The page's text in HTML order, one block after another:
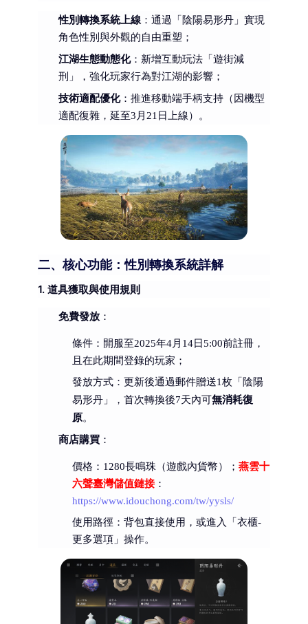
性別轉換系統上線：通過「陰陽易形丹」實現
角色性別與外觀的自由重塑；
江湖生態動態化：新增互動玩法「遊街減
刑」，強化玩家行為對江湖的影響；
技術適配優化：推進移動端手柄支持（因機型
適配復雜，延至3月21日上線）。
二、核心功能：性別轉換系統詳解
1. 道具獲取與使用規則
免費發放：
條件：開服至2025年4月14日5:00前註冊，
且在此期間登錄的玩家；
發放方式：更新後通過郵件贈送1枚「陰陽
易形丹」，首次轉換後7天內可無消耗復
原。
商店購買：
價格：1280長鳴珠（遊戲內貨幣）； 燕雲十
六聲臺灣儲值鏈接：
https://www.idouchong.com/tw/yysls/
使用路徑：背包直接使用，或進入「衣櫃-
更多選項」操作。